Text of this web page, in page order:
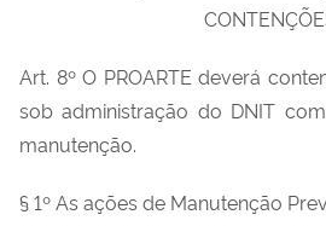
Art. 8º O PROARTE deverá
sob administração do DNIT
manutenção.
§ 1º As ações de Manutenção